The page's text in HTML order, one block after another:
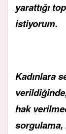
yarattığı
istiyorum.
Kadınlara
hak
sorgulama,